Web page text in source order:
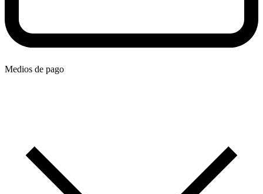
Medios de pago